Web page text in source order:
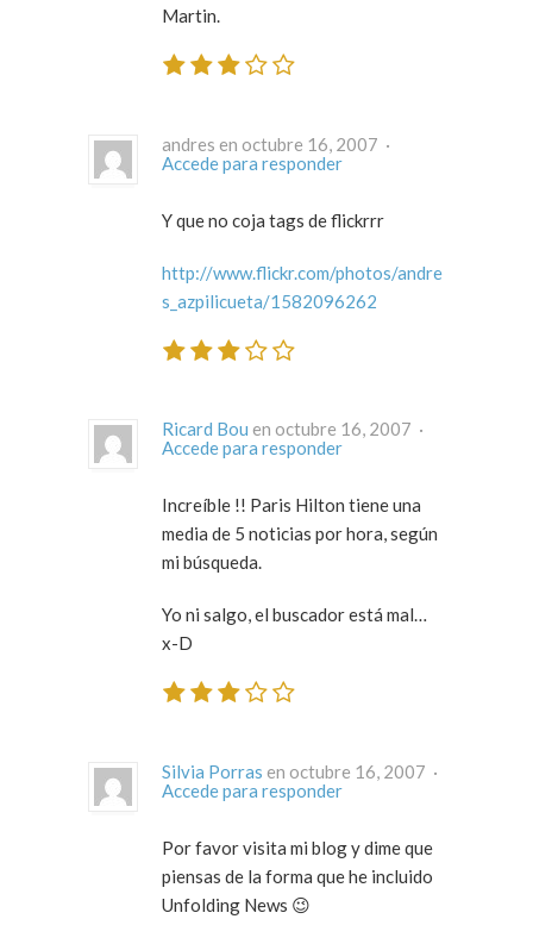
Martin.
andres en octubre 16, 2007 ·
Accede para responder
Y que no coja tags de flickrrr
http://www.flickr.com/photos/andre
s_azpilicueta/1582096262
Ricard Bou
en octubre 16, 2007 ·
Accede para responder
Increíble !! Paris Hilton tiene una
media de 5 noticias por hora, según
mi búsqueda.
Yo ni salgo, el buscador está mal…
x-D
Silvia Porras
en octubre 16, 2007 ·
Accede para responder
Por favor visita mi blog y dime que
piensas de la forma que he incluido
Unfolding News 😉